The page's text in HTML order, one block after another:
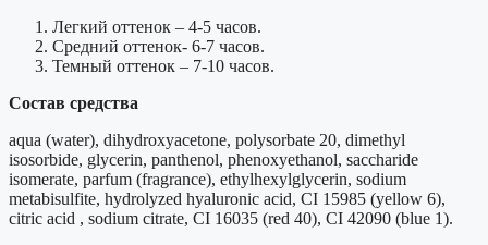
Легкий оттенок – 4-5 часов.
Средний оттенок- 6-7 часов.
Темный оттенок – 7-10 часов.
Состав средства
aqua (water), dihydroxyacetone, polysorbate 20, dimethyl
isosorbide, glycerin, panthenol, phenoxyethanol, saccharide
isomerate, parfum (fragrance), ethylhexylglycerin, sodium
metabisulfite, hydrolyzed hyaluronic acid, CI 15985 (yellow 6),
citric acid , sodium citrate, CI 16035 (red 40), CI 42090 (blue 1).